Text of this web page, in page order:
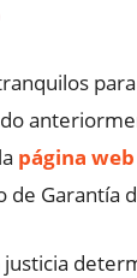
página web
de Garantía
justicia